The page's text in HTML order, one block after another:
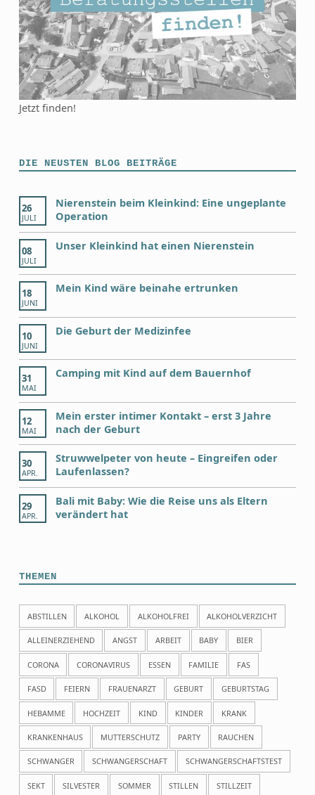
Jetzt finden!
DIE NEUSTEN BLOG BEITRÄGE
26
JULI
Nierenstein beim Kleinkind: Eine ungeplante
Operation
08
JULI
Unser Kleinkind hat einen Nierenstein
18
JUNI
Mein Kind wäre beinahe ertrunken
10
JUNI
Die Geburt der Medizinfee
31
MAI
Camping mit Kind auf dem Bauernhof
12
MAI
Mein erster intimer Kontakt – erst 3 Jahre
nach der Geburt
30
APR.
Struwwelpeter von heute – Eingreifen oder
Laufenlassen?
29
APR.
Bali mit Baby: Wie die Reise uns als Eltern
verändert hat
THEMEN
ABSTILLEN ALKOHOL ALKOHOLFREI ALKOHOLVERZICHT
ALLEINERZIEHEND ANGST ARBEIT BABY BIER
CORONA CORONAVIRUS ESSEN FAMILIE FAS
FASD FEIERN FRAUENARZT GEBURT GEBURTSTAG
HEBAMME HOCHZEIT KIND KINDER KRANK
KRANKENHAUS MUTTERSCHUTZ PARTY RAUCHEN
SCHWANGER SCHWANGERSCHAFT SCHWANGERSCHAFTSTEST
SEKT SILVESTER SOMMER STILLEN STILLZEIT